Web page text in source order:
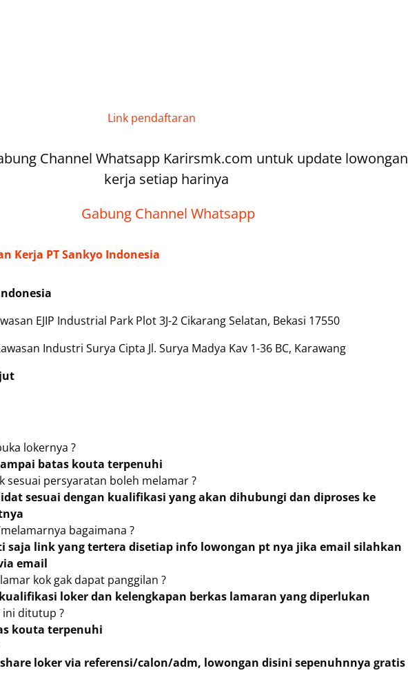
Link pendaftaran
Channel Whatsapp Karirsmk.com untuk update lowongan
kerja setiap harinya
Gabung Channel Whatsapp
Kerja PT Sankyo Indonesia
EJIP Industrial Park Plot 3J-2 Cikarang Selatan, Bekasi 17550
Industri Surya Cipta Jl. Surya Madya Kav 1-36 BC, Karawang
lokernya ?
batas kouta terpenuhi
sesuai persyaratan boleh melamar ?
sesuai dengan kualifikasi yang akan dihubungi dan diproses ke
bagaimana ?
saja link yang tertera disetiap info lowongan pt nya jika email silahkan
email
kok gak dapat panggilan ?
loker dan kelengkapan berkas lamaran yang diperlukan
ini ditutup ?
kouta terpenuhi
loker via referensi/calon/adm, lowongan disini sepenuhnnya gratis